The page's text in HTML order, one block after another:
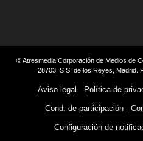
© Atresmedia Corporación de Medios de
28703, S.S. de los Reyes, Madrid.
Aviso legal Política de
Cond. de participación
Configuración de